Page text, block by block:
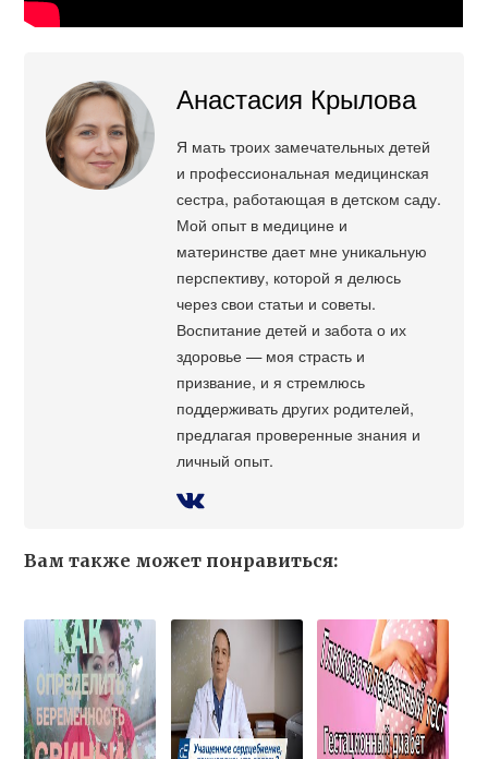
Анастасия Крылова
Я мать троих замечательных детей
и профессиональная медицинская
сестра, работающая в детском саду.
Мой опыт в медицине и
материнстве дает мне уникальную
перспективу, которой я делюсь
через свои статьи и советы.
Воспитание детей и забота о их
здоровье — моя страсть и
призвание, и я стремлюсь
поддерживать других родителей,
предлагая проверенные знания и
личный опыт.
Вам также может понравиться: